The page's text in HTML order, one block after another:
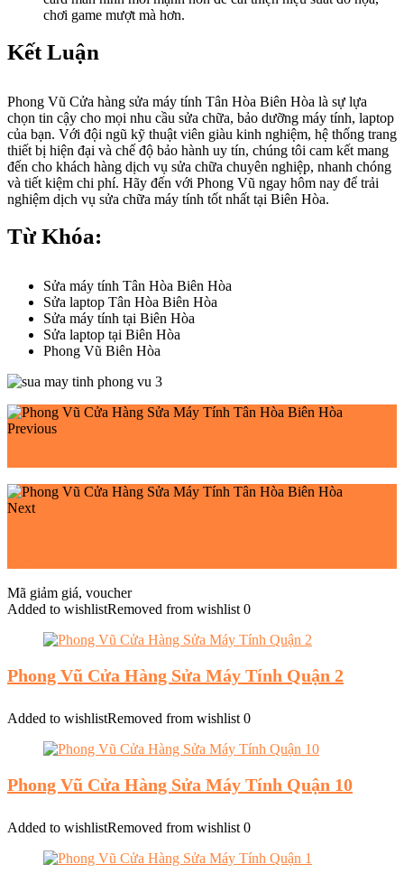
chơi game mượt mà hơn.
Kết Luận
Phong Vũ Cửa hàng sửa máy tính Tân Hòa Biên Hòa là sự lựa
chọn tin cậy cho mọi nhu cầu sửa chữa, bảo dưỡng máy tính, laptop
của bạn. Với đội ngũ kỹ thuật viên giàu kinh nghiệm, hệ thống trang
thiết bị hiện đại và chế độ bảo hành uy tín, chúng tôi cam kết mang
đến cho khách hàng dịch vụ sửa chữa chuyên nghiệp, nhanh chóng
và tiết kiệm chi phí. Hãy đến với Phong Vũ ngay hôm nay để trải
nghiệm dịch vụ sửa chữa máy tính tốt nhất tại Biên Hòa.
Từ Khóa:
Sửa máy tính Tân Hòa Biên Hòa
Sửa laptop Tân Hòa Biên Hòa
Sửa máy tính tại Biên Hòa
Sửa laptop tại Biên Hòa
Phong Vũ Biên Hòa
Previous
Next
Mã giảm giá, voucher
Added to wishlistRemoved from wishlist 0
Phong Vũ Cửa Hàng Sửa Máy Tính Quận 2
Added to wishlistRemoved from wishlist 0
Phong Vũ Cửa Hàng Sửa Máy Tính Quận 10
Added to wishlistRemoved from wishlist 0